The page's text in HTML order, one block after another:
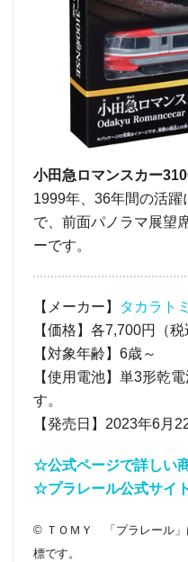
小田急ロマンスカー
1999年、36年間の活
で、前面パノラマ展望
ーです。
【メーカー】
タカラト
【価格】各7,700円（税
【対象年齢】6歳～
【使用電池】単3形
す。
【発売日】2023年6月
☆公式ページで詳しい
☆プラレール公式サイト
© ＴＯＭＹ 「プラレール」
標です。